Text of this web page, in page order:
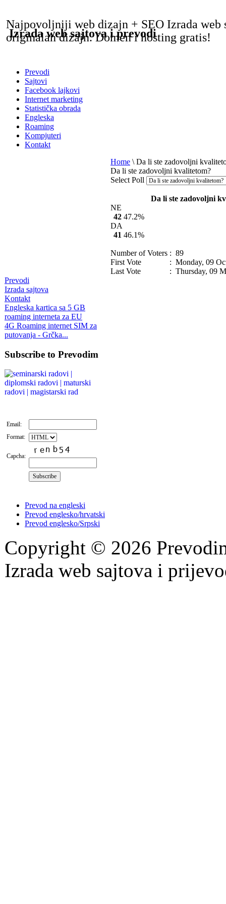
Najpovoljniji web dizajn + SEO Izrada web
originalan dizajn. Domen i hosting gratis!
Izrada web sajtova i prevodi
Prevodi
Sajtovi
Facebook lajkovi
Internet marketing
Statistička obrada
Engleska
Roaming
Kompjuteri
Kontakt
Home \ Da li ste zadovoljni
Da li ste zadovoljni kvalitetom?
Select Poll
Da li ste zadovoljni
NE
42 47.2%
DA
41 46.1%
Number of Voters : 89
First Vote
: Monday, 09
Last Vote
: Thursday, 09
Prevodi
Izrada sajtova
Kontakt
Engleska kartica sa 5 GB
roaming interneta za EU
4G Roaming internet SIM za
putovanja - Grčka...
Subscribe to Prevodim
Email:
Format:
Capcha:
Prevod na engleski
Prevod englesko/hrvatski
Prevod englesko/Srpski
Copyright © 2026
Izrada web sajtova i